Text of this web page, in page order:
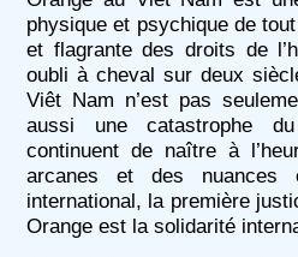
physique et psychique de
et flagrante des droits de
oubli à cheval sur deux
Viêt Nam n’est pas
aussi une catastrophe
continuent de naître à
arcanes et des nuances
international, la première
Orange est la solidarité